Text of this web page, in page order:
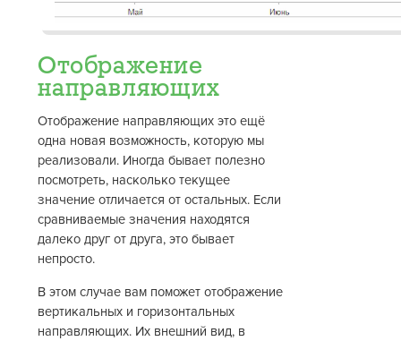
Отображение
направляющих
Отображение направляющих это ещё
одна новая возможность, которую мы
реализовали. Иногда бывает полезно
посмотреть, насколько текущее
значение отличается от остальных. Если
сравниваемые значения находятся
далеко друг от друга, это бывает
непросто.
В этом случае вам поможет отображение
вертикальных и горизонтальных
направляющих. Их внешний вид, в